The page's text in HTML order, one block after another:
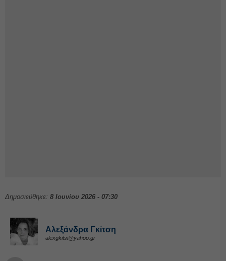
Δημοσιεύθηκε: 8 Ιουνίου 2026 - 07:30
Αλεξάνδρα Γκίτση
alexgkitsi@yahoo.gr